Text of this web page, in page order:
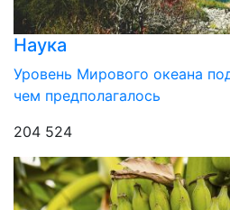
Наука
Уровень Мирового океана
чем предполагалось
204 524